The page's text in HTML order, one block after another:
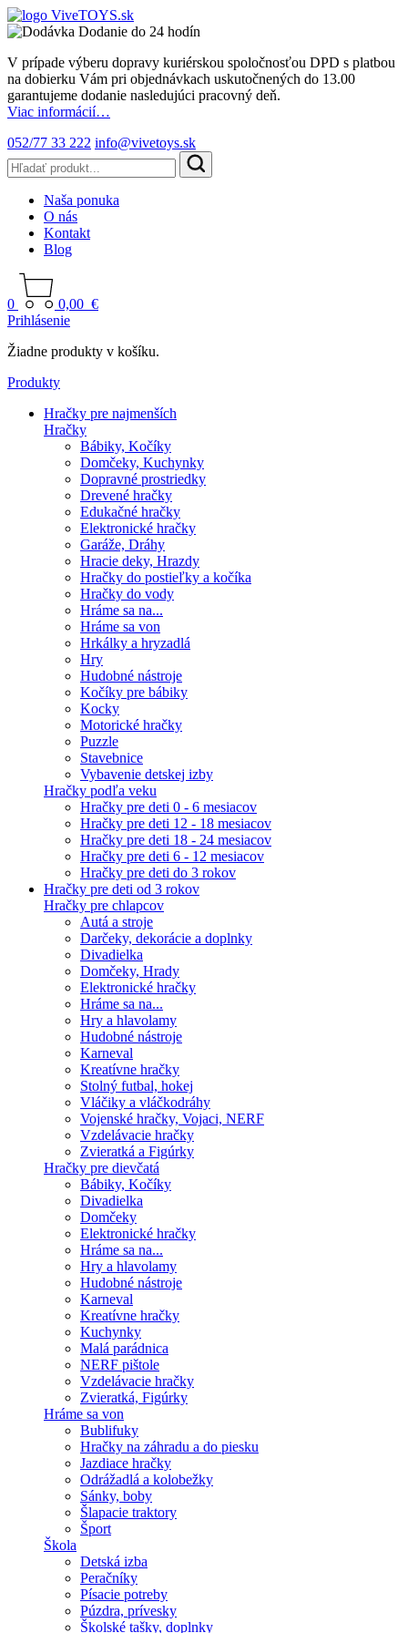
Dodanie do 24 hodín
V prípade výberu dopravy kuriérskou spoločnosťou DPD s platbou
na dobierku Vám pri objednávkach uskutočnených do 13.00
garantujeme dodanie nasledujúci pracovný deň.
Viac informácií…
052/77 33 222 info@vivetoys.sk
Naša ponuka
O nás
Kontakt
Blog
0 0,00 €
Prihlásenie
Žiadne produkty v košíku.
Produkty
Hračky pre najmenších
Hračky
Bábiky, Kočíky
Domčeky, Kuchynky
Dopravné prostriedky
Drevené hračky
Edukačné hračky
Elektronické hračky
Garáže, Dráhy
Hracie deky, Hrazdy
Hračky do postieľky a kočíka
Hračky do vody
Hráme sa na...
Hráme sa von
Hrkálky a hryzadlá
Hry
Hudobné nástroje
Kočíky pre bábiky
Kocky
Motorické hračky
Puzzle
Stavebnice
Vybavenie detskej izby
Hračky podľa veku
Hračky pre deti 0 - 6 mesiacov
Hračky pre deti 12 - 18 mesiacov
Hračky pre deti 18 - 24 mesiacov
Hračky pre deti 6 - 12 mesiacov
Hračky pre deti do 3 rokov
Hračky pre deti od 3 rokov
Hračky pre chlapcov
Autá a stroje
Darčeky, dekorácie a doplnky
Divadielka
Domčeky, Hrady
Elektronické hračky
Hráme sa na...
Hry a hlavolamy
Hudobné nástroje
Karneval
Kreatívne hračky
Stolný futbal, hokej
Vláčiky a vláčkodráhy
Vojenské hračky, Vojaci, NERF
Vzdelávacie hračky
Zvieratká a Figúrky
Hračky pre dievčatá
Bábiky, Kočíky
Divadielka
Domčeky
Elektronické hračky
Hráme sa na...
Hry a hlavolamy
Hudobné nástroje
Karneval
Kreatívne hračky
Kuchynky
Malá parádnica
NERF pištole
Vzdelávacie hračky
Zvieratká, Figúrky
Hráme sa von
Bublifuky
Hračky na záhradu a do piesku
Jazdiace hračky
Odrážadlá a kolobežky
Sánky, boby
Šlapacie traktory
Šport
Škola
Detská izba
Peračníky
Písacie potreby
Púzdra, prívesky
Školské tašky, doplnky